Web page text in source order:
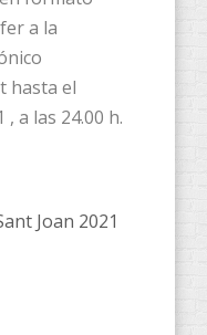
a la
hasta el
a las 24.00 h.
Joan 2021